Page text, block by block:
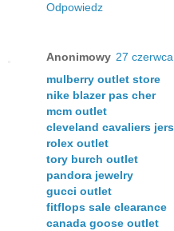
Odpowiedz
Anonimowy 27
mulberry outlet store
nike blazer pas cher
mcm outlet
cleveland cavaliers
rolex outlet
tory burch outlet
pandora jewelry
gucci outlet
fitflops sale clearance
canada goose outlet